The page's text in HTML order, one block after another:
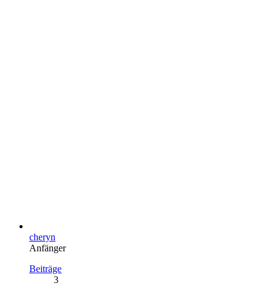
cheryn
Anfänger
Beiträge
3